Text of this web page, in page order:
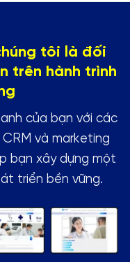
tôi là đối
trên hành trình
của bạn với các
và marketing
bạn xây dựng một
triển bền vững.